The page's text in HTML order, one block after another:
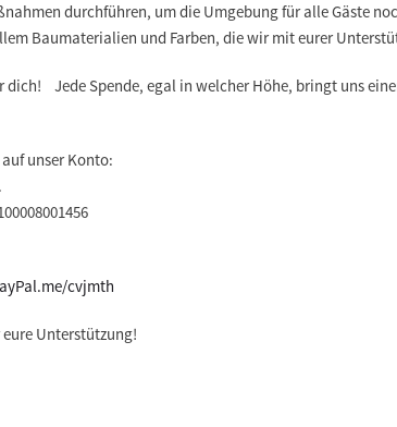
durchführen, um die Umgebung für alle Gäste
Baumaterialien und Farben, die wir mit eurer
dich! Jede Spende, egal in welcher Höhe, bringt uns
unser Konto:
cvjmth
Unterstützung!